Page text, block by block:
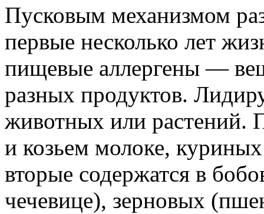
Пусковым механизмом
первые несколько лет
пищевые аллергены —
разных продуктов.
животных или растений.
и козьем молоке,
вторые содержатся в
чечевице), зерновых